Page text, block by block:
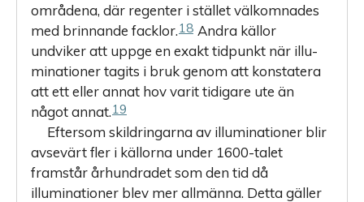
områdena, där regenter i stället välkomnades
med brinnande facklor.18 Andra källor
undviker att uppge en exakt tidpunkt när illu­
minationer tagits i bruk genom att konstatera
att ett eller annat hov varit tidigare ute än
något annat.19
Eftersom skildringarna av illuminationer blir
avsevärt fler i källorna under 1600-talet
framstår århundradet som den tid då
illuminationer blev mer allmänna. Detta gäller